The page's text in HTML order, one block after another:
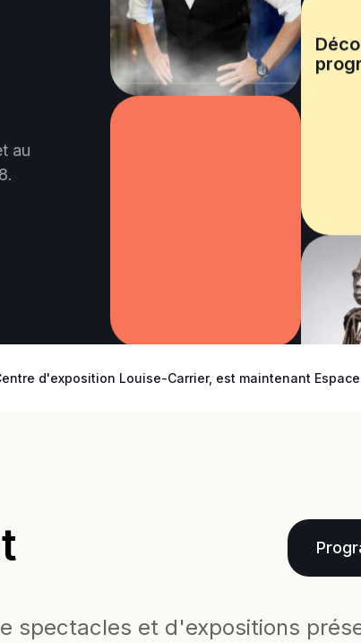
au
d'exposition Louise-Carrier, est maintenant Espace
spectacles et d'expositions